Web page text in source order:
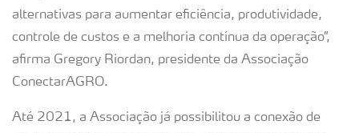
alternativas para aumentar eficiência, produtividade,
controle de custos e a melhoria contínua da operação”,
afirma Gregory Riordan, presidente da Associação
ConectarAGRO.
Até 2021, a Associação já possibilitou a conexão de